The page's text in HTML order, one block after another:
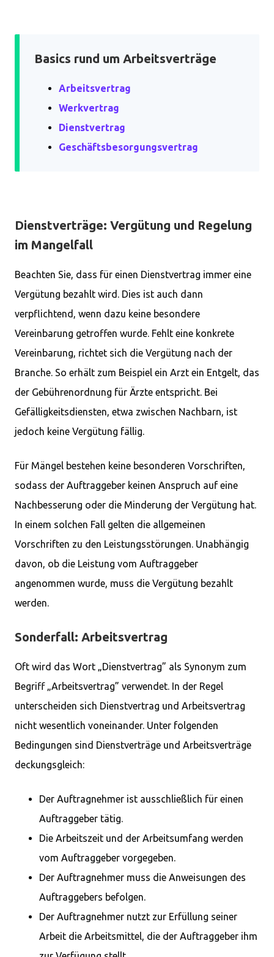
Basics rund um Arbeitsverträge
Arbeitsvertrag
Werkvertrag
Dienstvertrag
Geschäftsbesorgungsvertrag
Dienstverträge: Vergütung und Regelung
im Mangelfall
Beachten Sie, dass für einen Dienstvertrag immer eine
Vergütung bezahlt wird. Dies ist auch dann
verpflichtend, wenn dazu keine besondere
Vereinbarung getroffen wurde. Fehlt eine konkrete
Vereinbarung, richtet sich die Vergütung nach der
Branche. So erhält zum Beispiel ein Arzt ein Entgelt, das
der Gebührenordnung für Ärzte entspricht. Bei
Gefälligkeitsdiensten, etwa zwischen Nachbarn, ist
jedoch keine Vergütung fällig.
Für Mängel bestehen keine besonderen Vorschriften,
sodass der Auftraggeber keinen Anspruch auf eine
Nachbesserung oder die Minderung der Vergütung hat.
In einem solchen Fall gelten die allgemeinen
Vorschriften zu den Leistungsstörungen. Unabhängig
davon, ob die Leistung vom Auftraggeber
angenommen wurde, muss die Vergütung bezahlt
werden.
Sonderfall: Arbeitsvertrag
Oft wird das Wort „Dienstvertrag” als Synonym zum
Begriff „Arbeitsvertrag” verwendet. In der Regel
unterscheiden sich Dienstvertrag und Arbeitsvertrag
nicht wesentlich voneinander. Unter folgenden
Bedingungen sind Dienstverträge und Arbeitsverträge
deckungsgleich:
Der Auftragnehmer ist ausschließlich für einen
Auftraggeber tätig.
Die Arbeitszeit und der Arbeitsumfang werden
vom Auftraggeber vorgegeben.
Der Auftragnehmer muss die Anweisungen des
Auftraggebers befolgen.
Der Auftragnehmer nutzt zur Erfüllung seiner
Arbeit die Arbeitsmittel, die der Auftraggeber ihm